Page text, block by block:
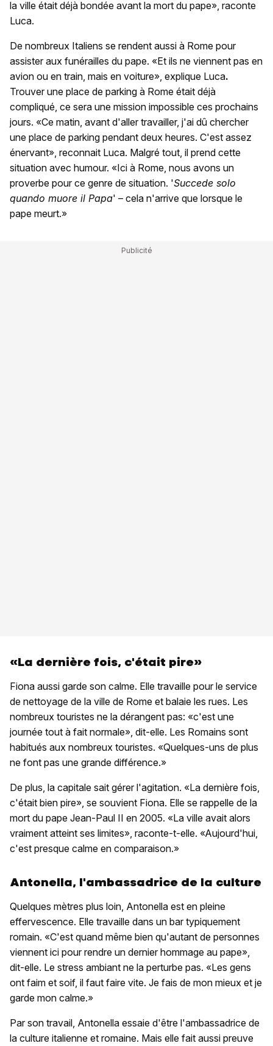
la ville était déjà bondée avant la mort du pape», raconte
Luca.
De nombreux Italiens se rendent aussi à Rome pour
assister aux funérailles du pape. «Et ils ne viennent pas en
avion ou en train, mais en voiture», explique Luca.
Trouver une place de parking à Rome était déjà
compliqué, ce sera une mission impossible ces prochains
jours. «Ce matin, avant d'aller travailler, j'ai dû chercher
une place de parking pendant deux heures. C'est assez
énervant», reconnait Luca. Malgré tout, il prend cette
situation avec humour. «Ici à Rome, nous avons un
proverbe pour ce genre de situation. 'Succede solo
quando muore il Papa' – cela n'arrive que lorsque le
pape meurt.»
«La dernière fois, c'était pire»
Fiona aussi garde son calme. Elle travaille pour le service
de nettoyage de la ville de Rome et balaie les rues. Les
nombreux touristes ne la dérangent pas: «c'est une
journée tout à fait normale», dit-elle. Les Romains sont
habitués aux nombreux touristes. «Quelques-uns de plus
ne font pas une grande différence.»
De plus, la capitale sait gérer l'agitation. «La dernière fois,
c'était bien pire», se souvient Fiona. Elle se rappelle de la
mort du pape Jean-Paul II en 2005. «La ville avait alors
vraiment atteint ses limites», raconte-t-elle. «Aujourd'hui,
c'est presque calme en comparaison.»
Antonella, l'ambassadrice de la culture
Quelques mètres plus loin, Antonella est en pleine
effervescence. Elle travaille dans un bar typiquement
romain. «C'est quand même bien qu'autant de personnes
viennent ici pour rendre un dernier hommage au pape»,
dit-elle. Le stress ambiant ne la perturbe pas. «Les gens
ont faim et soif, il faut faire vite. Je fais de mon mieux et je
garde mon calme.»
Par son travail, Antonella essaie d'être l'ambassadrice de
la culture italienne et romaine. Mais elle fait aussi preuve